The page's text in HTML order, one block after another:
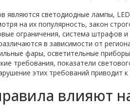
являются светодиодные лампы,
на их популярность, закон
ограничения, система штрафов и
в зависимости от
фары, осветительные
требования, показатели
этих требований приводит
влияют